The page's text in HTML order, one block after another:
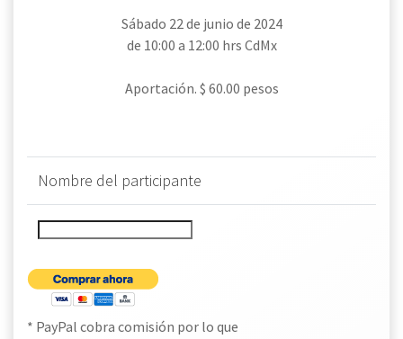
Sábado 22 de junio de 2024
de 10:00 a 12:00 hrs CdMx
Aportación. $ 60.00 pesos
Nombre del participante
* PayPal cobra comisión por lo que